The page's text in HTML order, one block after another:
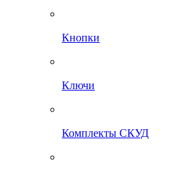
Кнопки
Ключи
Комплекты СКУД